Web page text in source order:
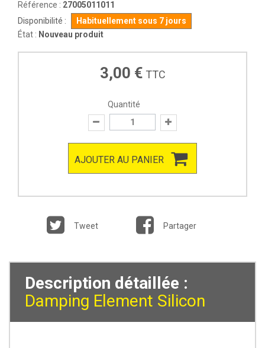
Référence : 27005011011
Disponibilité :
Habituellement sous 7 jours
État : Nouveau produit
3,00 € TTC
Quantité
AJOUTER AU PANIER
Tweet Partager
Description détaillée :
Damping Element Silicon